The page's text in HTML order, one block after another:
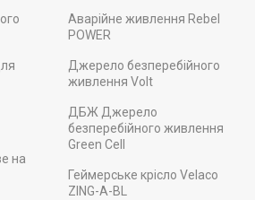
на
Аварійне живлення Rebel
POWER
Джерело безперебійного
живлення Volt
ДБЖ Джерело
безперебійного живлення
Green Cell
Геймерське крісло Velaco
ZING-A-BL